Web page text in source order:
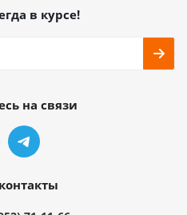
в курсе!
на связи